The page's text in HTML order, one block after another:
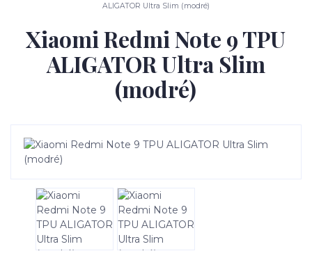
ALIGATOR Ultra Slim (modré)
Xiaomi Redmi Note 9 TPU
ALIGATOR Ultra Slim
(modré)